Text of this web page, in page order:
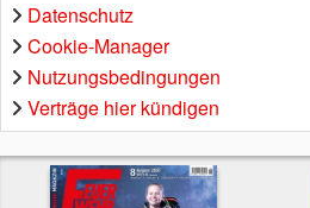
Datenschutz
Cookie-Manager
Nutzungsbedingungen
Verträge hier kündigen